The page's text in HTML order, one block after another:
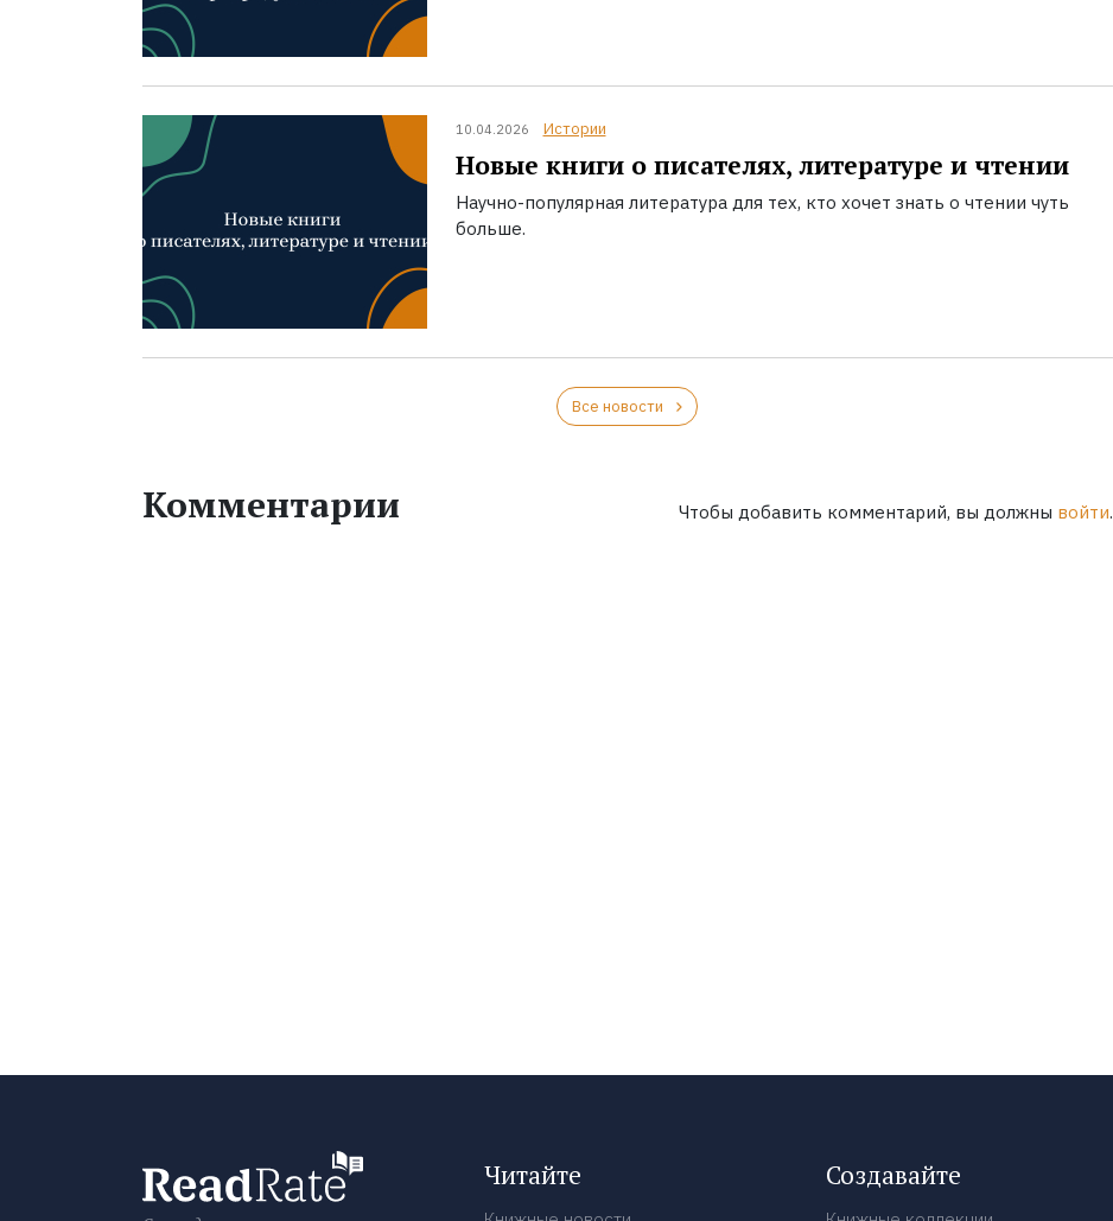
10.04.2026 Истории
Новые книги о писателях, литературе и чтении
Научно-популярная литература для тех, кто хочет знать о чтении чуть
больше.
Все новости
Комментарии Чтобы добавить комментарий, вы должны войти.
Читайте Создавайте